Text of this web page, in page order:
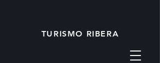
TURISMO RIBERA